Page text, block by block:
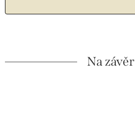
Na závěr